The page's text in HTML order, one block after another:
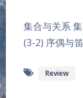
集合与关系
(3-2) 序偶与
Review